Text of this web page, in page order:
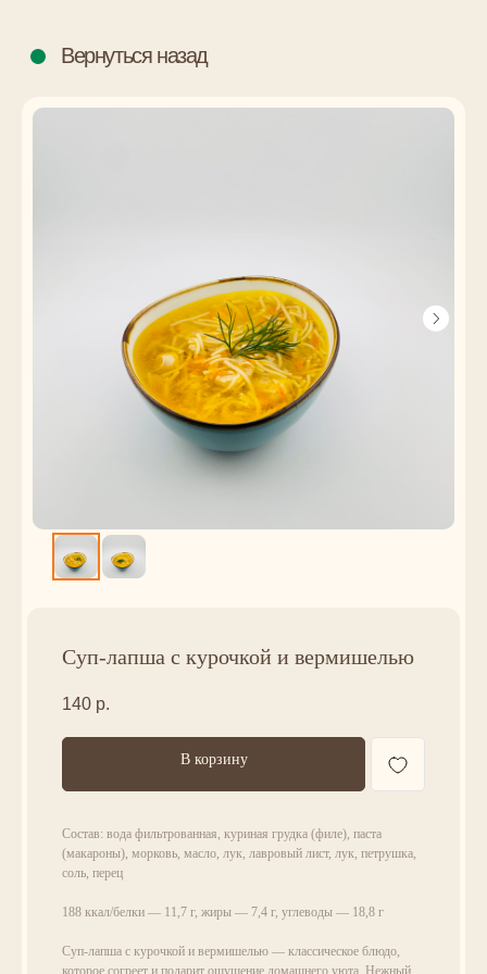
Суп-лапша с курочкой и вермишелью
140 р.
В корзину
Состав: вода фильтрованная, куриная грудка (филе), паста
(макароны), морковь, масло, лук, лавровый лист, лук, петрушка,
соль, перец
188 ккал/белки — 11,7 г, жиры — 7,4 г, углеводы — 18,8 г
Суп-лапша с курочкой и вермишелью — классическое блюдо,